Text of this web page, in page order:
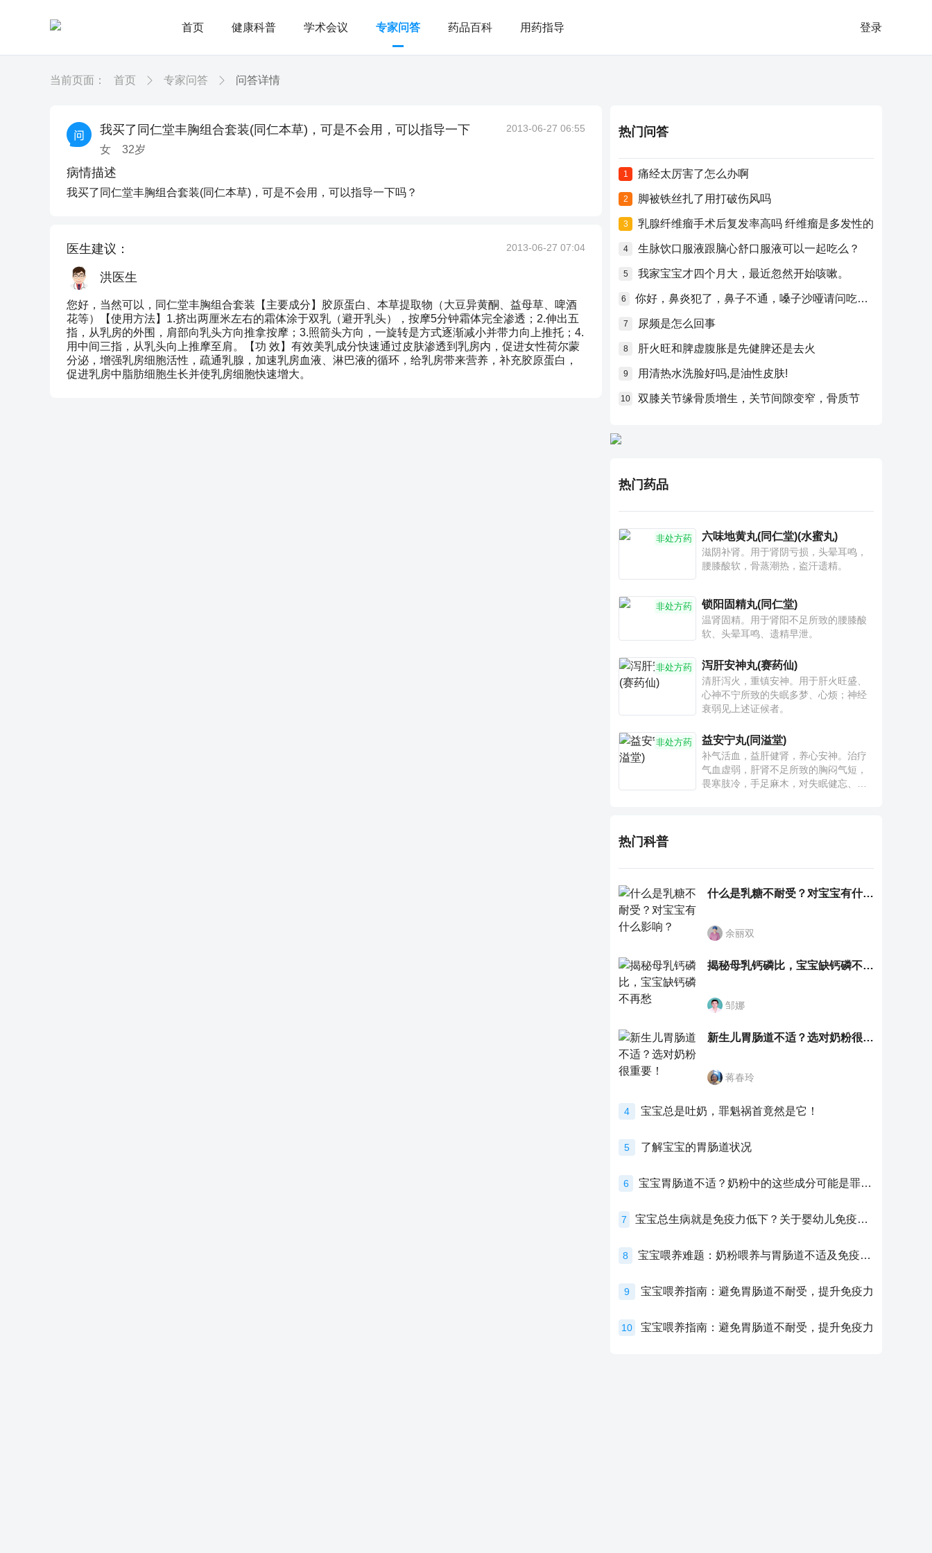
首页 健康科普 学术会议 专家问答 药品百科 用药指导 登录
当前页面： 首页 专家问答 问答详情
我买了同仁堂丰胸组合套装(同仁本草)，可是不会用，可以指导一下
女 32岁
2013-06-27 06:55
病情描述
我买了同仁堂丰胸组合套装(同仁本草)，可是不会用，可以指导一下吗？
医生建议： 2013-06-27 07:04
洪医生
您好，当然可以，同仁堂丰胸组合套装【主要成分】胶原蛋白、本草提取物（大豆异黄酮、益母草、啤酒
花等）【使用方法】1.挤出两厘米左右的霜体涂于双乳（避开乳头），按摩5分钟霜体完全渗透；2.伸出五
指，从乳房的外围，肩部向乳头方向推拿按摩；3.照箭头方向，一旋转是方式逐渐减小并带力向上推托；4.
用中间三指，从乳头向上推摩至肩。【功 效】有效美乳成分快速通过皮肤渗透到乳房内，促进女性荷尔蒙
分泌，增强乳房细胞活性，疏通乳腺，加速乳房血液、淋巴液的循环，给乳房带来营养，补充胶原蛋白，
促进乳房中脂肪细胞生长并使乳房细胞快速增大。
热门问答
1 痛经太厉害了怎么办啊
2 脚被铁丝扎了用打破伤风吗
3 乳腺纤维瘤手术后复发率高吗 纤维瘤是多发性的
4 生脉饮口服液跟脑心舒口服液可以一起吃么？
5 我家宝宝才四个月大，最近忽然开始咳嗽。
6 你好，鼻炎犯了，鼻子不通，嗓子沙哑请问吃什么药比较好？
7 尿频是怎么回事
8 肝火旺和脾虚腹胀是先健脾还是去火
9 用清热水洗脸好吗,是油性皮肤!
10 双膝关节缘骨质增生，关节间隙变窄，骨质节
热门药品
非处方药 六味地黄丸(同仁堂)(水蜜丸)
滋阴补肾。用于肾阴亏损，头晕耳鸣，
腰膝酸软，骨蒸潮热，盗汗遗精。
非处方药 锁阳固精丸(同仁堂)
温肾固精。用于肾阳不足所致的腰膝酸
软、头晕耳鸣、遗精早泄。
非处方药 泻肝安神丸(赛药仙)
清肝泻火，重镇安神。用于肝火旺盛、
心神不宁所致的失眠多梦、心烦；神经
衰弱见上述证候者。
非处方药 益安宁丸(同溢堂)
补气活血，益肝健肾，养心安神。治疗
气血虚弱，肝肾不足所致的胸闷气短，
畏寒肢冷，手足麻木，对失眠健忘、神
热门科普
什么是乳糖不耐受？对宝宝有什么影响？
余丽双
揭秘母乳钙磷比，宝宝缺钙磷不再愁
邹娜
新生儿胃肠道不适？选对奶粉很重要！
蒋春玲
4 宝宝总是吐奶，罪魁祸首竟然是它！
5 了解宝宝的胃肠道状况
6 宝宝胃肠道不适？奶粉中的这些成分可能是罪魁祸首！
7 宝宝总生病就是免疫力低下？关于婴幼儿免疫力的真相，家长必须了解！
8 宝宝喂养难题：奶粉喂养与胃肠道不适及免疫力提升的奥秘
9 宝宝喂养指南：避免胃肠道不耐受，提升免疫力
10 宝宝喂养指南：避免胃肠道不耐受，提升免疫力